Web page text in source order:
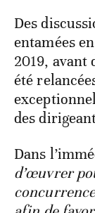
Des
entamées
2019, avant
été
des
Dans
d’œuvrer